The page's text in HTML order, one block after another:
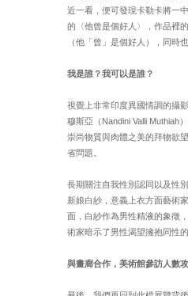
近一看，便可發現卡勒卡將一
的〈他曾是個好人〉，作品裡
（他「曾」是個好人），同時
我是誰？我可以是誰？
視覺上非常印度異國情調的攝
穆斯亞（Nandini Valli Muthiah
崇尚物質與肉體之美的拜物欲
省問題。
長期關注自我性別認同以及性
新娘白紗，意義上衣方面藝術
面，白紗作為男性精液的象徵
術家暗示了男性渴望擁抱同性
與畫廊合作，美術館參訪人數